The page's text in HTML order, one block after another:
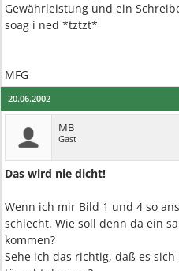
Gewährleistung und ein
soag i ned *tztzt*
MFG
20.06.2002
MB
Gast
Das wird nie dicht!
Wenn ich mir Bild 1 und 4 so
schlecht. Wie soll denn da ein
kommen?
Sehe ich das richtig, daß es